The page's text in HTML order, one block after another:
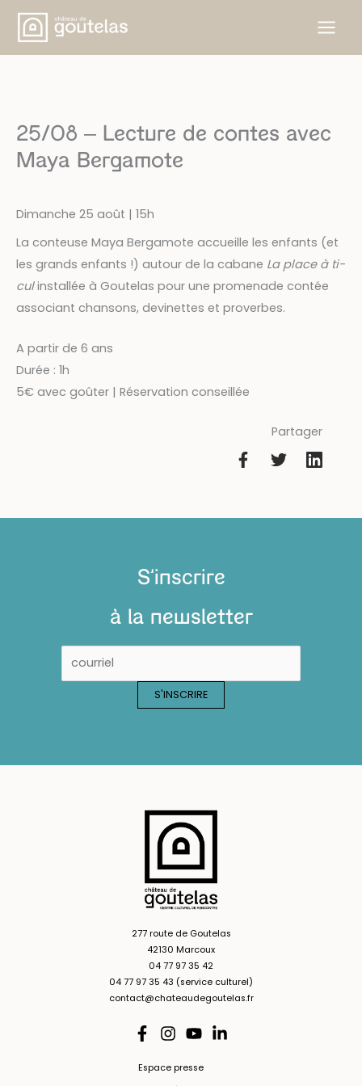
Aller
contenu
25/08 – Lecture de contes avec
Maya Bergamote
Dimanche 25 août | 15h
La conteuse Maya Bergamote accueille les enfants (et
les grands enfants !) autour de la cabane La place à ti-
culinstallée à Goutelas pour une promenade contée
associant chansons, devinettes et proverbes.
A partir de 6 ans
Durée : 1h
5€ avec goûter | Réservation conseillée
Partager
S'inscrire
à la newsletter
277 route de Goutelas
42130 Marcoux
04 77 97 35 42
04 77 97 35 43 (service culturel)
contact@chateaudegoutelas.fr
Espace presse